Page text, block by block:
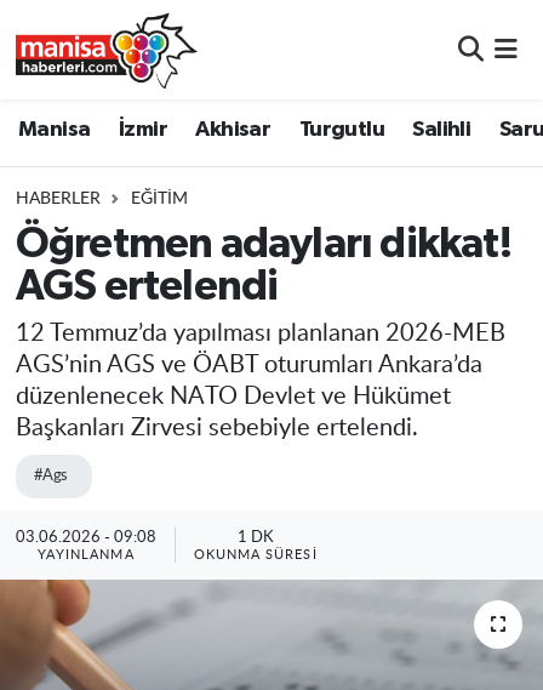
Manisa İzmir Akhisar Turgutlu Salihli
HABERLER EĞITIM
Öğretmen adayları dikkat!
AGS ertelendi
12 Temmuz’da yapılması planlanan 2026-MEB
AGS’nin AGS ve ÖABT oturumları Ankara’da
düzenlenecek NATO Devlet ve Hükümet
Başkanları Zirvesi sebebiyle ertelendi.
#Ags
03.06.2026 - 09:08
YAYINLANMA
1 DK
OKUNMA SÜRESI
Turgutlu
Salihli
Saruhanlı
Resmi İlanlar
Manisa Nöbetçi Eczaneler
Manisa Trafik Yoğunluk Haritası
Süper Lig Puan Durumu ve Fikstür
Tüm Manşetler
Haber Arşivi